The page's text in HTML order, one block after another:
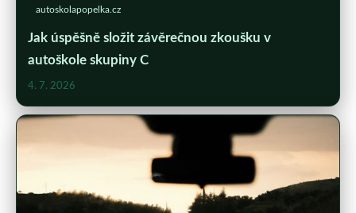
autoskolapopelka.cz
Jak úspěšně složit závěrečnou zkoušku v
autoškole skupiny C
4. 7. 2026